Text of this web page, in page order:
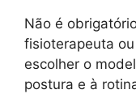
Não é
fisioterapeuta
escolher o
postura e à